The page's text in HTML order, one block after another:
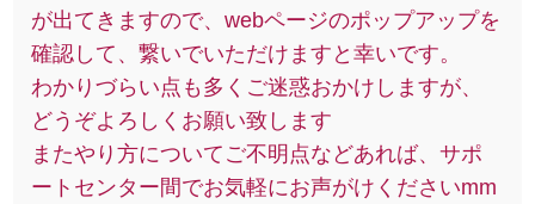
が出てきますので、webページのポップアップを
確認して、繋いでいただけますと幸いです。
わかりづらい点も多くご迷惑おかけしますが、
どうぞよろしくお願い致します
またやり方についてご不明点などあれば、サポ
ートセンター間でお気軽にお声がけくださいmm